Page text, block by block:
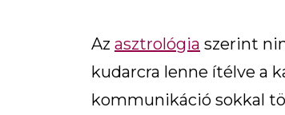
Az asztrológia szerint
kudarcra lenne ítélve a
kommunikáció sokkal